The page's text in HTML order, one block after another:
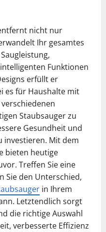
nicht nur
Ihr gesamtes
Funktionen
erfüllt er
es für Haushalte mit
Staubsauger zu
Gesundheit und
investieren. Mit dem
bieten heutige
Treffen Sie eine
Sie den Unterschied,
in Ihrem
Letztendlich sorgt
die richtige Auswahl
verbesserte Effizienz